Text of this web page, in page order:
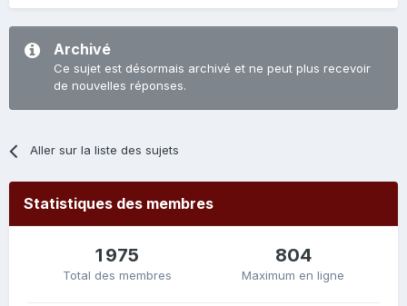
Archivé
Ce sujet est désormais archivé et ne peut plus recevoir
de nouvelles réponses.
Aller sur la liste des sujets
Statistiques des membres
1 975
Total des membres
804
Maximum en ligne